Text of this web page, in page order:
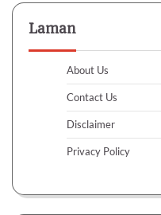
Laman
About Us
Contact Us
Disclaimer
Privacy Policy